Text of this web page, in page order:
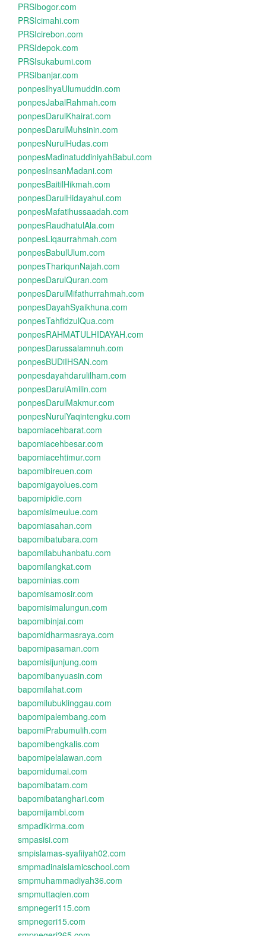
PRSIbogor.com
PRSIcimahi.com
PRSIcirebon.com
PRSIdepok.com
PRSIsukabumi.com
PRSIbanjar.com
ponpesIhyaUlumuddin.com
ponpesJabalRahmah.com
ponpesDarulKhairat.com
ponpesDarulMuhsinin.com
ponpesNurulHudas.com
ponpesMadinatuddiniyahBabul.com
ponpesInsanMadani.com
ponpesBaitilHikmah.com
ponpesDarulHidayahul.com
ponpesMafatihussaadah.com
ponpesRaudhatulAla.com
ponpesLiqaurrahmah.com
ponpesBabulUlum.com
ponpesThariqunNajah.com
ponpesDarulQuran.com
ponpesDarulMifathurrahmah.com
ponpesDayahSyaikhuna.com
ponpesTahfidzulQua.com
ponpesRAHMATULHIDAYAH.com
ponpesDarussalamnuh.com
ponpesBUDiIHSAN.com
ponpesdayahdarulilham.com
ponpesDarulAmilin.com
ponpesDarulMakmur.com
ponpesNurulYaqintengku.com
bapomiacehbarat.com
bapomiacehbesar.com
bapomiacehtimur.com
bapomibireuen.com
bapomigayolues.com
bapomipidie.com
bapomisimeulue.com
bapomiasahan.com
bapomibatubara.com
bapomilabuhanbatu.com
bapomilangkat.com
bapominias.com
bapomisamosir.com
bapomisimalungun.com
bapomibinjai.com
bapomidharmasraya.com
bapomipasaman.com
bapomisijunjung.com
bapomibanyuasin.com
bapomilahat.com
bapomilubuklinggau.com
bapomipalembang.com
bapomiPrabumulih.com
bapomibengkalis.com
bapomipelalawan.com
bapomidumai.com
bapomibatam.com
bapomibatanghari.com
bapomijambi.com
smpadikirma.com
smpasisi.com
smpislamas-syafiiyah02.com
smpmadinaislamicschool.com
smpmuhammadiyah36.com
smpmuttaqien.com
smpnegeri115.com
smpnegeri15.com